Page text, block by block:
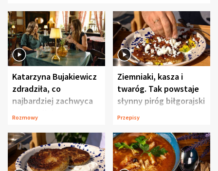
Katarzyna Bujakiewicz
zdradziła, co
najbardziej zachwyca
ją w Lublinie
Rozmowy
Ziemniaki, kasza i
twaróg. Tak powstaje
słynny piróg biłgorajski
Przepisy